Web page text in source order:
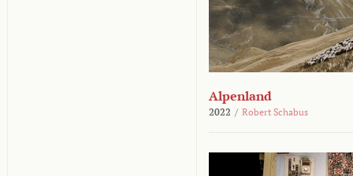
Alpenland
2022 / Robert Schabus